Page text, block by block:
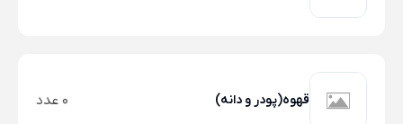
قهوه(پودر و دانه) 0 عدد